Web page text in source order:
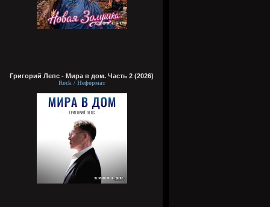
Григорий Лепс - Мира в дом. Часть 2 (2026)
Rock / Неформат